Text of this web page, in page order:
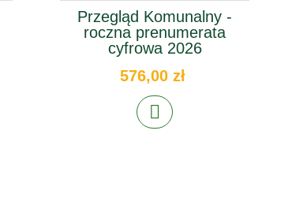
Przegląd Komunalny -
roczna prenumerata
cyfrowa 2026
576,00 zł